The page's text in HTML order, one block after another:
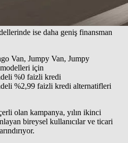
ise daha geniş finansman
Van, Jumpy Van, Jumpy
için
%0 faizli kredi
%2,99 faizli kredi alternatifleri
olan kampanya, yılın ikinci
bireysel kullanıcılar ve ticari